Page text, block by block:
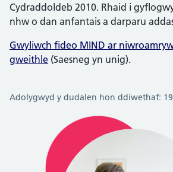
Cydraddoldeb 2010. Rhaid i
nhw o dan anfantais a darparu
Gwyliwch fideo MIND ar
gweithle (Saesneg yn unig).
Adolygwyd y dudalen hon ddiwethaf: